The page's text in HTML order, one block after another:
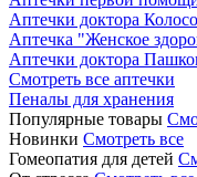
Аптечки доктора
Аптечка "Женское
Аптечки доктора
Смотреть все аптечки
Пеналы для хранения
Популярные товары
Новинки Смотреть все
Гомеопатия для детей